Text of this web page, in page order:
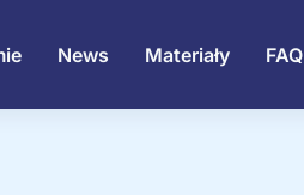
News Materiały FAQ